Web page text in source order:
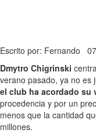
Escrito por: Fernando
Dmytro Chigrinski
verano pasado, ya no es
el club ha acordado su
procedencia y por un
menos que la cantidad
millones.